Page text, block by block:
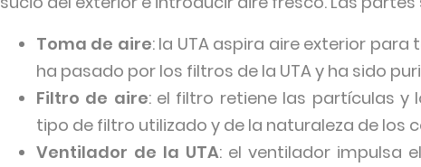
Toma de aire: la UTA aspira aire exterior
ha pasado por los filtros de la UTA y ha sido
Filtro de aire: el filtro retiene las partículas y
tipo de filtro utilizado y de la naturaleza de los
Ventilador de la UTA: el ventilador impulsa